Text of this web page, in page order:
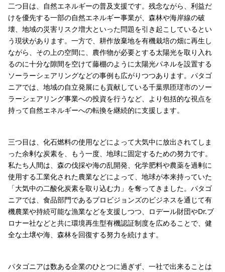
二つ目は、自然エネルギーの普及支援です。残念ながら、利益だ
けを優先する一部の自然エネルギー事業が、森林や海岸線の破
壊、地域の災害リスク増大といった問題を引き起こしているとい
う現状があります。一方で、耕作放棄地を有機栽培の畑に再生し
ながら、その上の空間に、農作物が必要とする太陽光を取り入れ
るのに十分な隙間を空けて藤棚のように太陽光パネルを設置する
ソーラーシェアリングなどの事例も広がりつつあります。パタゴ
ニアでは、地域の自立発展にも貢献している千葉県匝瑳市のソー
ラーシェアリング事業への投資を行うなど、より包括的な視点を
持って自然エネルギーへの転換を継続的に支援します。
三つ目は、化石燃料の使用などによって大気中に放出されてしま
った余剰な炭素を、もう一度、地球に固定するための努力です。
私たち人間は、森の伐採や海の乱開発、化学肥料や農薬を過剰に
使用する工業化された農業などによって、地球が本来持っていた
「大気中の二酸化炭素を取り込む力」を奪ってきました。パタゴ
ニアでは、食品部門であるプロビジョンズのビジネスを通じて有
機農業や持続可能な漁業などを支援しつつ、ロデール財団やDr.ブ
ロナー社などと共に環境再生型有機認証制度を広めることで、健
全な土壌や海、森林を回復する努力を続けます。
パタゴニアは数ある企業のひとつに過ぎず、一社で出来ることは